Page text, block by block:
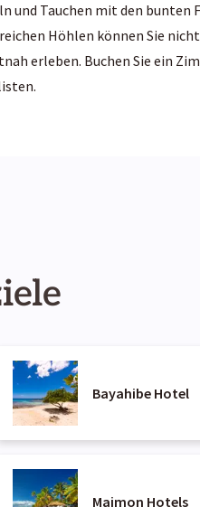
und Tauchen mit den
Höhlen können Sie
erleben. Buchen Sie ein
Bayahibe Hotel
Maimon Hotels